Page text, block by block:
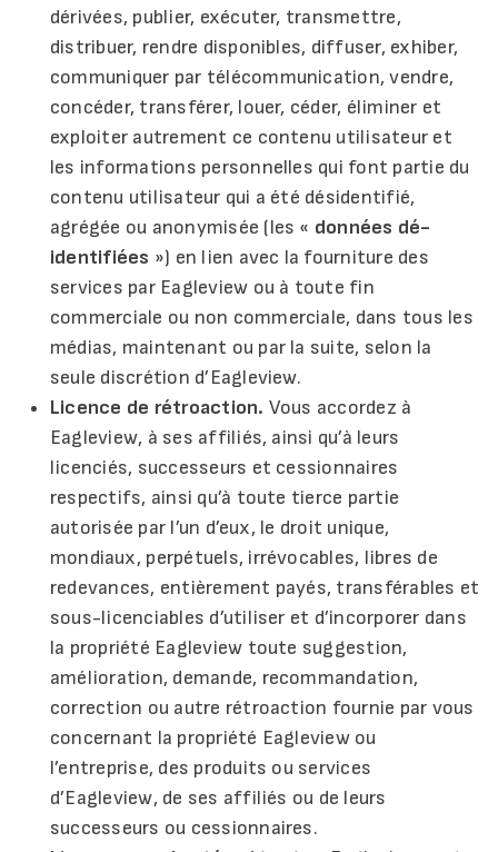
dérivées, publier, exécuter, transmettre,
distribuer, rendre disponibles, diffuser, exhiber,
communiquer par télécommunication, vendre,
concéder, transférer, louer, céder, éliminer et
exploiter autrement ce contenu utilisateur et
les informations personnelles qui font partie du
contenu utilisateur qui a été désidentifié,
agrégée ou anonymisée (les « données dé-
identifiées ») en lien avec la fourniture des
services par Eagleview ou à toute fin
commerciale ou non commerciale, dans tous les
médias, maintenant ou par la suite, selon la
seule discrétion d’Eagleview.
Licence de rétroaction. Vous accordez à
Eagleview, à ses affiliés, ainsi qu’à leurs
licenciés, successeurs et cessionnaires
respectifs, ainsi qu’à toute tierce partie
autorisée par l’un d’eux, le droit unique,
mondiaux, perpétuels, irrévocables, libres de
redevances, entièrement payés, transférables et
sous-licenciables d’utiliser et d’incorporer dans
la propriété Eagleview toute suggestion,
amélioration, demande, recommandation,
correction ou autre rétroaction fournie par vous
concernant la propriété Eagleview ou
l’entreprise, des produits ou services
d’Eagleview, de ses affiliés ou de leurs
successeurs ou cessionnaires.